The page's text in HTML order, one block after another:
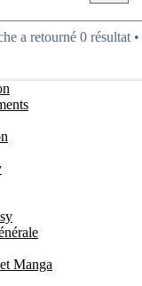
a retourné 0 résultat •
Manga